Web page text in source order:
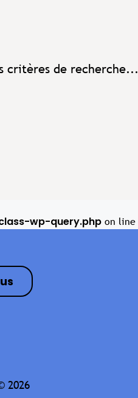
critères de recherche...
wp-query.php on line
2026